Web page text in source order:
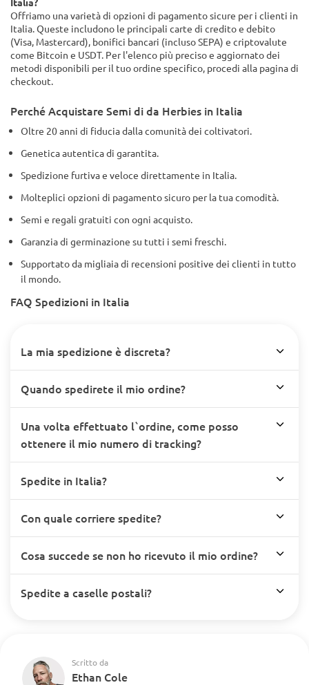
Offriamo una varietà di opzioni di pagamento sicure per i clienti in
Italia. Queste includono le principali carte di credito e debito
(Visa, Mastercard), bonifici bancari (incluso SEPA) e criptovalute
come Bitcoin e USDT. Per l'elenco più preciso e aggiornato dei
metodi disponibili per il tuo ordine specifico, procedi alla pagina di
checkout.
Perché Acquistare Semi di da Herbies in Italia
Oltre 20 anni di fiducia dalla comunità dei coltivatori.
Genetica autentica di garantita.
Spedizione furtiva e veloce direttamente in Italia.
Molteplici opzioni di pagamento sicuro per la tua comodità.
Semi e regali gratuiti con ogni acquisto.
Garanzia di germinazione su tutti i semi freschi.
Supportato da migliaia di recensioni positive dei clienti in tutto
il mondo.
FAQ Spedizioni in Italia
La mia spedizione è discreta?
Quando spedirete il mio ordine?
Una volta effettuato l`ordine, come posso
ottenere il mio numero di tracking?
Spedite in Italia?
Con quale corriere spedite?
Cosa succede se non ho ricevuto il mio ordine?
Spedite a caselle postali?
Scritto da
Ethan Cole